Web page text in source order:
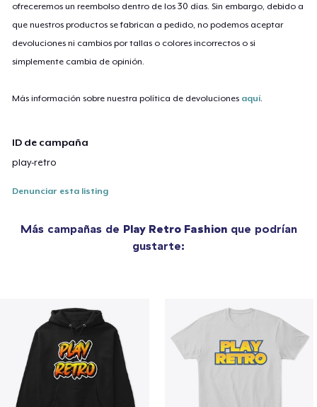
ofreceremos un reembolso dentro de los 30 días. Sin embargo, debido a
que nuestros productos se fabrican a pedido, no podemos aceptar
devoluciones ni cambios por tallas o colores incorrectos o si
simplemente cambia de opinión.
Más información sobre nuestra política de devoluciones aquí.
ID de campaña
play-retro
Denunciar esta listing
Más campañas de Play Retro Fashion que podrían
gustarte: